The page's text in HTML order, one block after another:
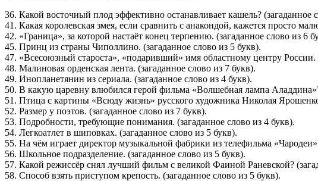
36. Какой восточный плод эффективно останавливает кашель? (загаданное
41. Какая королевская змея, если сравнить с анакондой, кажется просто
42. «Граница», за которой настаёт конец терпению. (загаданное слово из 6
45. Принц из страны Чиполлино. (загаданное слово из 5 букв).
47. «Всесоюзный староста», «подаривший» имя областному центру России.
48. Малиновая орденская лента. (загаданное слово из 7 букв).
49. Инопланетянин из сериала. (загаданное слово из 4 букв).
50. В какую царевну влюбился герой фильма «Волшебная лампа
51. Птица с картины «Всюду жизнь» русского художника Николая
52. Размер у поэтов. (загаданное слово из 7 букв).
53. Подробности, требующие понимания. (загаданное слово из 4 букв).
54. Легкоатлет в шиповках. (загаданное слово из 5 букв).
55. На чём играет директор музыкальной фабрики из телефильма
56. Школьное подразделение. (загаданное слово из 5 букв).
57. Какой режиссёр снял лучший фильм с великой Фаиной Раневской?
58. Способ взять приступом крепость. (загаданное слово из 5 букв).